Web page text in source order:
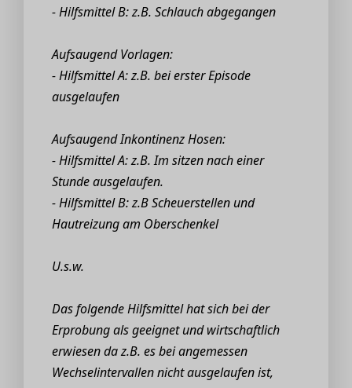
- Hilfsmittel B: z.B. Schlauch abgegangen
Aufsaugend Vorlagen:
- Hilfsmittel A: z.B. bei erster Episode
ausgelaufen
Aufsaugend Inkontinenz Hosen:
- Hilfsmittel A: z.B. Im sitzen nach einer
Stunde ausgelaufen.
- Hilfsmittel B: z.B Scheuerstellen und
Hautreizung am Oberschenkel
U.s.w.
Das folgende Hilfsmittel hat sich bei der
Erprobung als geeignet und wirtschaftlich
erwiesen da z.B. es bei angemessen
Wechselintervallen nicht ausgelaufen ist,